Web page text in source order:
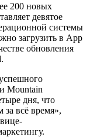
200 новых
девятое
системы
загрузить в App
обновления
Mountain
дня, что
всё время»,